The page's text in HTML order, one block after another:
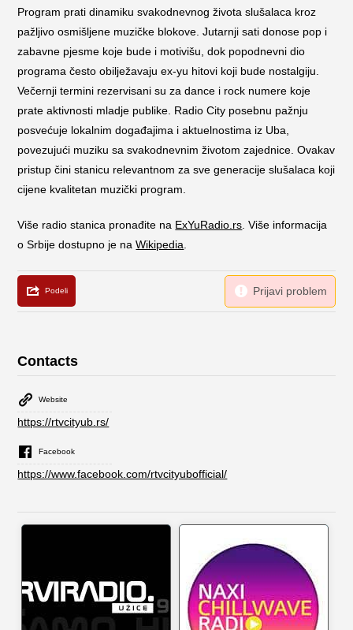
Program prati dinamiku svakodnevnog života slušalaca kroz
pažljivo osmišljene muzičke blokove. Jutarnji sati donose pop i
zabavne pjesme koje bude i motivišu, dok popodnevni dio
programa često obilježavaju ex-yu hitovi koji bude nostalgiju.
Večernji termini rezervisani su za dance i rock numere koje
prate aktivnosti mladje publike. Radio City posebnu pažnju
posvećuje lokalnim događajima i aktuelnostima iz Uba,
povezujući muziku sa svakodnevnim životom zajednice. Ovakav
pristup čini stanicu relevantnom za sve generacije slušalaca koji
cijene kvalitetan muzički program.
Više radio stanica pronađite na ExYuRadio.rs . Više informacija
o Srbije dostupno je naWikipedia
Contacts
Website
https://rtvcityub.rs/
Facebook
https://www.facebook.com/rtvcityubofficial/